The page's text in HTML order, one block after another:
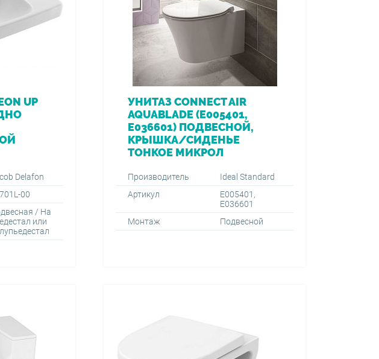
UP
Delafon
00
/ На
или
УНИТАЗ CONNECT AIR
AQUABLADE (E005401,
E036601) ПОДВЕСНОЙ,
КРЫШКА/СИДЕНЬЕ
ТОНКОЕ МИКРОЛ
Производитель
Ideal Standard
Артикул
E005401,
E036601
Монтаж
Подвесной